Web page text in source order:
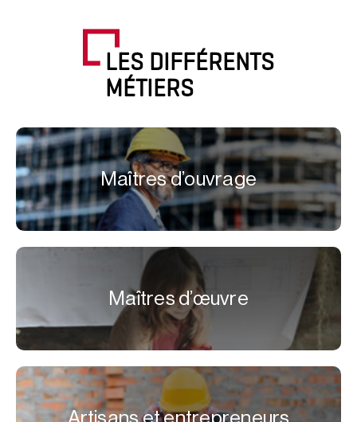
LES DIFFÉRENTS
MÉTIERS
Maîtres d’ouvrage
Maîtres d’œuvre
Artisans et entrepreneurs